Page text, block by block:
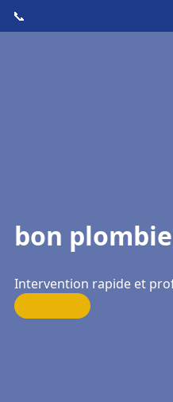
📞
bon
Intervention rapide et